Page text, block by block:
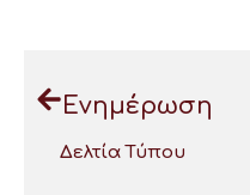
Ενημέρωση
Δελτία Τύπου